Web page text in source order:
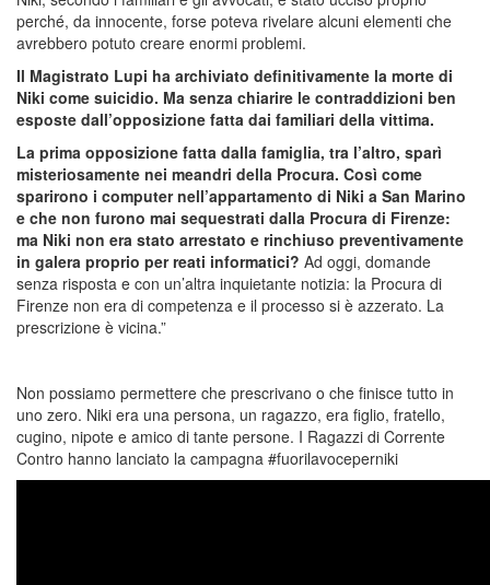
perché, da innocente, forse poteva rivelare alcuni elementi che
avrebbero potuto creare enormi problemi.
Il Magistrato Lupi ha archiviato definitivamente la morte di
Niki come suicidio. Ma senza chiarire le contraddizioni ben
esposte dall’opposizione fatta dai familiari della vittima.
La prima opposizione fatta dalla famiglia, tra l’altro, sparì
misteriosamente nei meandri della Procura. Così come
sparirono i computer nell’appartamento di Niki a San Marino
e che non furono mai sequestrati dalla Procura di Firenze:
ma Niki non era stato arrestato e rinchiuso preventivamente
in galera proprio per reati informatici? Ad oggi, domande
senza risposta e con un’altra inquietante notizia: la Procura di
Firenze non era di competenza e il processo si è azzerato. La
prescrizione è vicina.”
Non possiamo permettere che prescrivano o che finisce tutto in
uno zero. Niki era una persona, un ragazzo, era figlio, fratello,
cugino, nipote e amico di tante persone. I Ragazzi di Corrente
Contro hanno lanciato la campagna #fuorilavoceperniki